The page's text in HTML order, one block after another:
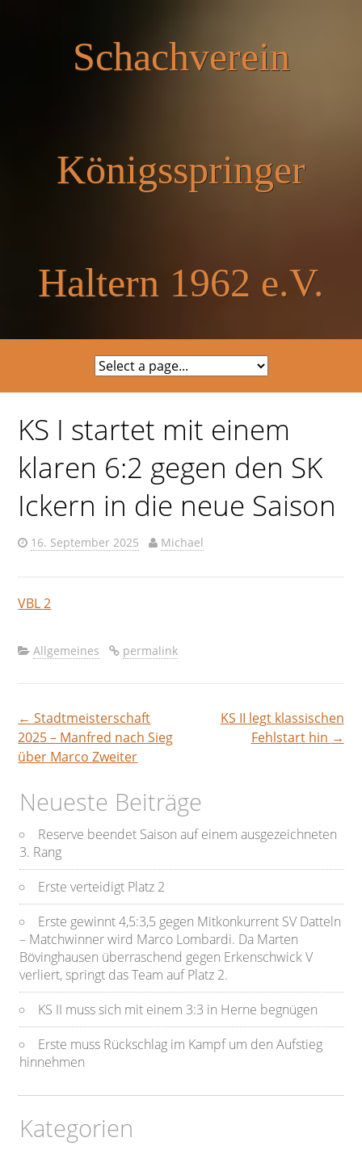
Schachverein
Königsspringer
Haltern 1962 e.V.
KS I startet mit einem
klaren 6:2 gegen den SK
Ickern in die neue Saison
16. September 2025 Michael
VBL 2
Allgemeines permalink
Beitragsnavigation
← Stadtmeisterschaft
2025 – Manfred nach Sieg
über Marco Zweiter
KS II legt klassischen
Fehlstart hin →
Neueste Beiträge
Reserve beendet Saison auf einem ausgezeichneten
3. Rang
Erste verteidigt Platz 2
Erste gewinnt 4,5:3,5 gegen Mitkonkurrent SV Datteln
– Matchwinner wird Marco Lombardi. Da Marten
Bövinghausen überraschend gegen Erkenschwick V
verliert, springt das Team auf Platz 2.
KS II muss sich mit einem 3:3 in Herne begnügen
Erste muss Rückschlag im Kampf um den Aufstieg
hinnehmen
Kategorien